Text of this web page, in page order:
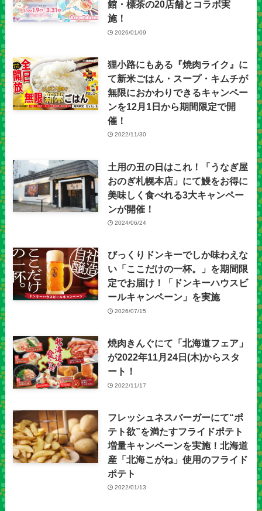
館・標茶の20店舗とコラボ実
施！
2026/01/09
狸小路にもある『焼肉ライク』に
て新米ごはん・スープ・キムチが
無限におかわりできるキャンペー
ンを12月1日から期間限定で開
催！
2022/11/30
土用の丑の日はこれ！「うなぎ屋
おのぎ札幌本店」にて鰻をお得に
美味しく食べれる3大キャンペー
ンが開催！
2024/06/24
びっくりドンキーでしか味わえな
い「ここだけの一杯。」を期間限
定でお届け！「ドンキーハウスビ
ールキャンペーン」を実施
2026/07/15
焼肉きんぐにて「北海道フェア」
が2022年11月24日(木)からスタ
ート！
2022/11/17
フレッシュネスバーガーにて“ポ
テト欲”を満たすフライドポテト
増量キャンペーンを実施！北海道
産「北海こがね」使用のフライド
ポテト
2022/01/13